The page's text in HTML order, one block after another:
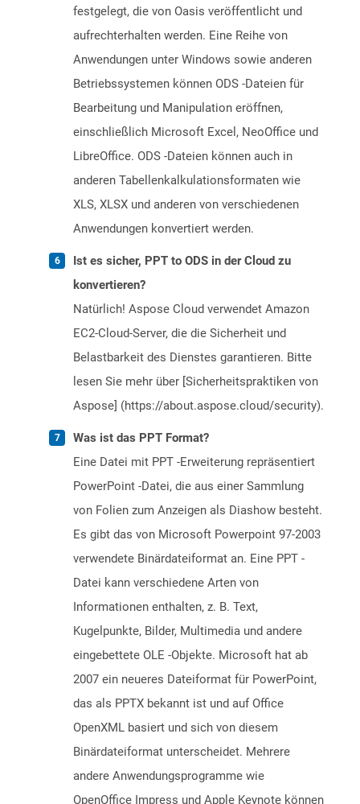
festgelegt, die von Oasis veröffentlicht und
aufrechterhalten werden. Eine Reihe von
Anwendungen unter Windows sowie anderen
Betriebssystemen können ODS -Dateien für
Bearbeitung und Manipulation eröffnen,
einschließlich Microsoft Excel, NeoOffice und
LibreOffice. ODS -Dateien können auch in
anderen Tabellenkalkulationsformaten wie
XLS, XLSX und anderen von verschiedenen
Anwendungen konvertiert werden.
Ist es sicher, PPT to ODS in der Cloud zu
konvertieren?
Natürlich! Aspose Cloud verwendet Amazon
EC2-Cloud-Server, die die Sicherheit und
Belastbarkeit des Dienstes garantieren. Bitte
lesen Sie mehr über [Sicherheitspraktiken von
Aspose] (https://about.aspose.cloud/security).
Was ist das PPT Format?
Eine Datei mit PPT -Erweiterung repräsentiert
PowerPoint -Datei, die aus einer Sammlung
von Folien zum Anzeigen als Diashow besteht.
Es gibt das von Microsoft Powerpoint 97-2003
verwendete Binärdateiformat an. Eine PPT -
Datei kann verschiedene Arten von
Informationen enthalten, z. B. Text,
Kugelpunkte, Bilder, Multimedia und andere
eingebettete OLE -Objekte. Microsoft hat ab
2007 ein neueres Dateiformat für PowerPoint,
das als PPTX bekannt ist und auf Office
OpenXML basiert und sich von diesem
Binärdateiformat unterscheidet. Mehrere
andere Anwendungsprogramme wie
OpenOffice Impress und Apple Keynote können